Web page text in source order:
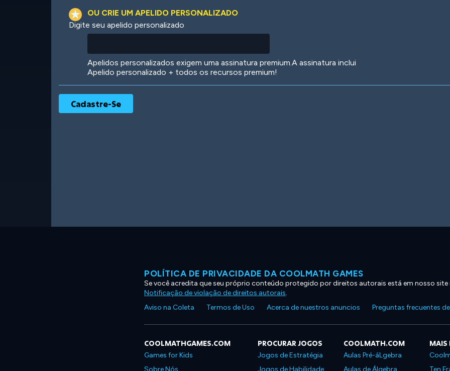
OU CRIE UM APELIDO PERSONALIZADO
Digite seu apelido personalizado
Apelidos personalizados exigem uma assinatura premium.A assinatura inclui
Apelido personalizado + todos os recursos premium!
POLÍTICA DE PRIVACIDADE DA COOLMATH GAMES
Se você acredita que seu próprio conteúdo protegido por direitos autorais está em nosso site
Notificação de violação de direitos autorais.
Aviso na Coleta
Termos de Uso Acerca de nuestros anuncios Preguntas frecuentes
COOLMATHGAMES.COM
Games for Kids
Sobre Nós
PROCURAR JOGOS
Jogos de Estratégia
Jogos de Habilidade
COOLMATH.COM
Aulas Pré-áLgebra
Aulas de Álgebra
MAIS
Ten